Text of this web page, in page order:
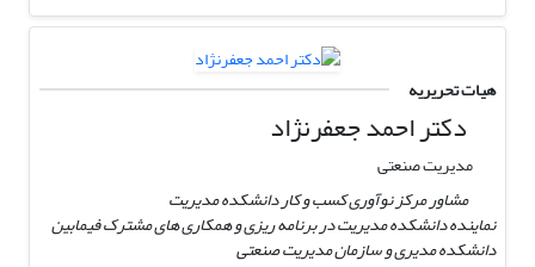
هیات تحریریه
دکتر احمد جعفرنژاد
مدیریت صنعتی
مشاور مرکز نوآوری کسب و کار دانشکده مدیریت
نماینده دانشکده مدیریت در برنامه ریزی و همکاری های مشترک فیمابین
دانشکده مدیری و سازمان مدیریت صنعتی